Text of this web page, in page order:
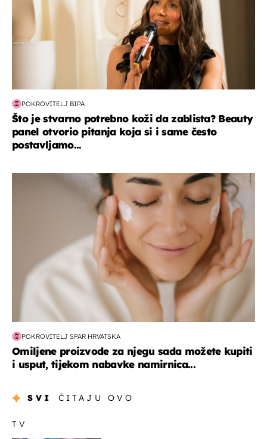
POKROVITELJ BIPA
Što je stvarno potrebno koži da zablista? Beauty
panel otvorio pitanja koja si i same često
postavljamo...
moda & ljepota
POKROVITELJ SPAR HRVATSKA
Omiljene proizvode za njegu sada možete kupiti
i usput, tijekom nabavke namirnica...
SVI ČITAJU OVO
TV